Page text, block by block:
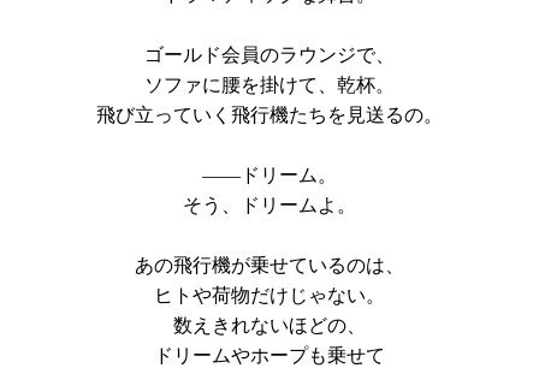
ゴールド会員のラウンジで、
ソファに腰を掛けて、乾杯。
飛び立っていく飛行機たちを見送るの。
――ドリーム。
そう、ドリームよ。
あの飛行機が乗せているのは、
ヒトや荷物だけじゃない。
数えきれないほどの、
ドリームやホープも乗せて